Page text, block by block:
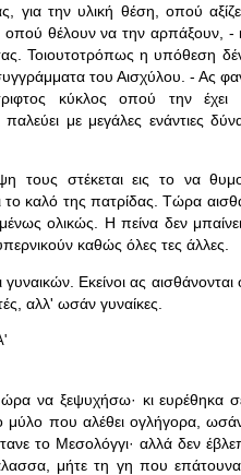
για την υλική θέση, οπού
οπού θέλουν να την αρπάξουν, -
Τοιουτοτρόπως η υπόθεση
του Αισχύλου. - Ας
κύκλος οπού την έχει
με μεγάλες ενάντιες
τους στέκεται εις το να
καλό της πατρίδας. Τώρα
ολικώς. Η πείνα δεν
καθώς όλες τες άλλες.
Εκείνοι ας αισθάνονται
αλλ' ωσάν γυναίκες.
να ξεψυχήσω· κι ευρέθηκα
μύλο που αλέθει ογλήγορα,
το Μεσολόγγι· αλλά δεν
μήτε τη γη που